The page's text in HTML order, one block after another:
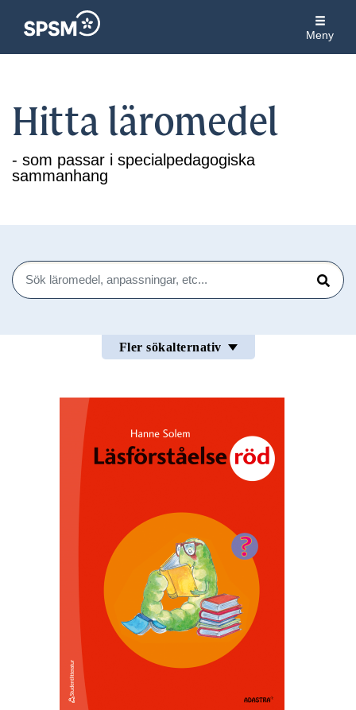
Meny
Hitta läromedel
- som passar i specialpedagogiska
sammanhang
Sök
Sök
Fler sökalternativ